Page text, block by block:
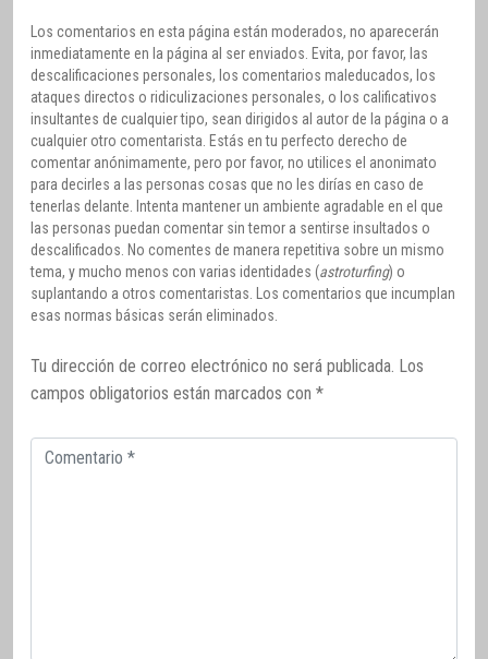
Los comentarios en esta página están moderados, no aparecerán
inmediatamente en la página al ser enviados. Evita, por favor, las
descalificaciones personales, los comentarios maleducados, los
ataques directos o ridiculizaciones personales, o los calificativos
insultantes de cualquier tipo, sean dirigidos al autor de la página o a
cualquier otro comentarista. Estás en tu perfecto derecho de
comentar anónimamente, pero por favor, no utilices el anonimato
para decirles a las personas cosas que no les dirías en caso de
tenerlas delante. Intenta mantener un ambiente agradable en el que
las personas puedan comentar sin temor a sentirse insultados o
descalificados. No comentes de manera repetitiva sobre un mismo
tema, y mucho menos con varias identidades (astroturfing) o
suplantando a otros comentaristas. Los comentarios que incumplan
esas normas básicas serán eliminados.
Tu dirección de correo electrónico no será publicada. Los
campos obligatorios están marcados con *
Comentario